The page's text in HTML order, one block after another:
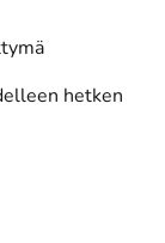
hetken